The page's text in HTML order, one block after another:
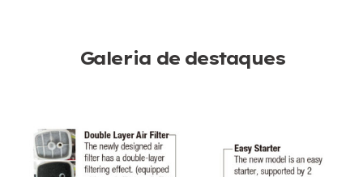
Galeria de destaques